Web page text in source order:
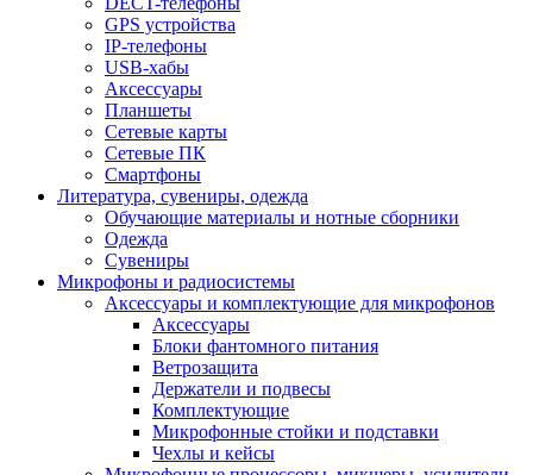
GPS устройства
IP-телефоны
USB-хабы
Аксессуары
Планшеты
Сетевые карты
Сетевые ПК
Смартфоны
Литература, сувениры, одежда
Обучающие материалы и нотные сборники
Одежда
Сувениры
Микрофоны и радиосистемы
Аксессуары и комплектующие для микрофонов
Аксессуары
Блоки фантомного питания
Ветрозащита
Держатели и подвесы
Комплектующие
Микрофонные стойки и подставки
Чехлы и кейсы